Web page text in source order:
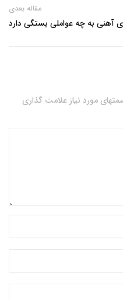
مقاله بعدی
آهنی به چه عواملی بستگی دارد
مورد نیاز علامت گذاری